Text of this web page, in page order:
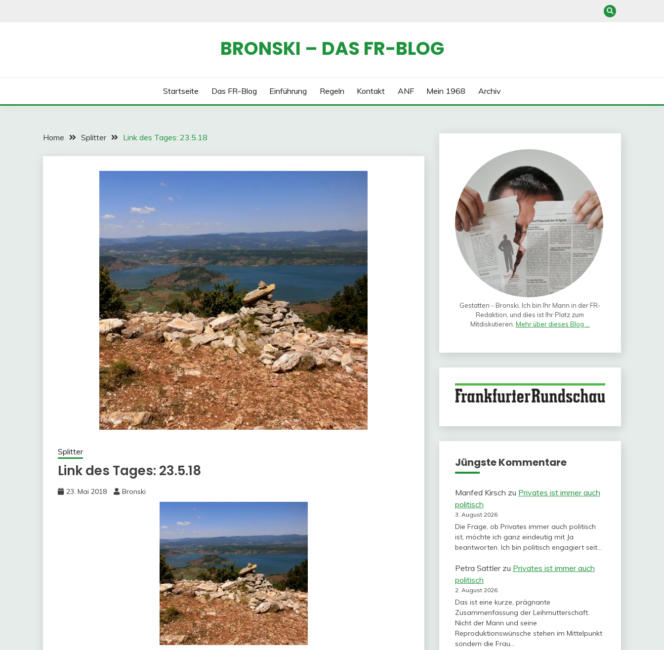
BRONSKI – DAS FR-BLOG
Startseite Das FR-Blog Einführung Regeln Kontakt ANF Mein 1968 Archiv
Home Splitter Link des Tages: 23.5.18
Splitter
Link des Tages: 23.5.18
23. Mai 2018 Bronski
Gestatten - Bronski. Ich bin Ihr Mann in der FR-
Redaktion, und dies ist Ihr Platz zum
Mitdiskutieren. Mehr über dieses Blog ...
Jüngste Kommentare
Manfed Kirsch zu Privates ist immer auch
politisch
3. August 2026
Die Frage, ob Privates immer auch politisch
ist, möchte ich ganz eindeutig mit Ja
beantworten. Ich bin politisch engagiert seit…
Petra Sattlerzu Privates ist immer auch
politisch
2. August 2026
Das ist eine kurze, prägnante
Zusammenfassung der Leihmutterschaft.
Nicht der Mann und seine
Reproduktionswünsche stehen im Mittelpunkt
sondern die Frau…